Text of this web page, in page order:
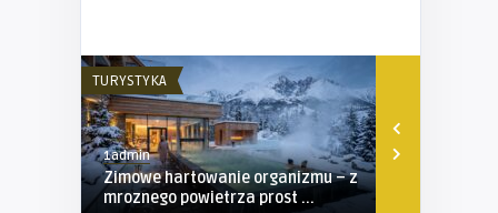
TURYSTYKA
1admin
Zimowe hartowanie organizmu – z
mroznego powietrza prost ...